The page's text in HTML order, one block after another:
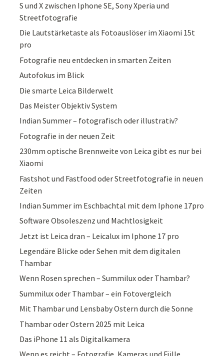
S und X zwischen Iphone SE, Sony Xperia und
Streetfotografie
Die Lautstärketaste als Fotoauslöser im Xiaomi 15t
pro
Fotografie neu entdecken in smarten Zeiten
Autofokus im Blick
Die smarte Leica Bilderwelt
Das Meister Objektiv System
Indian Summer – fotografisch oder illustrativ?
Fotografie in der neuen Zeit
230mm optische Brennweite von Leica gibt es nur bei
Xiaomi
Fastshot und Fastfood oder Streetfotografie in neuen
Zeiten
Indian Summer im Eschbachtal mit dem Iphone 17pro
Software Obsoleszenz und Machtlosigkeit
Jetzt ist Leica dran – Leicalux im Iphone 17 pro
Legendäre Blicke oder Sehen mit dem digitalen
Thambar
Wenn Rosen sprechen – Summilux oder Thambar?
Summilux oder Thambar – ein Fotovergleich
Mit Thambar und Lensbaby Ostern durch die Sonne
Thambar oder Ostern 2025 mit Leica
Das iPhone 11 als Digitalkamera